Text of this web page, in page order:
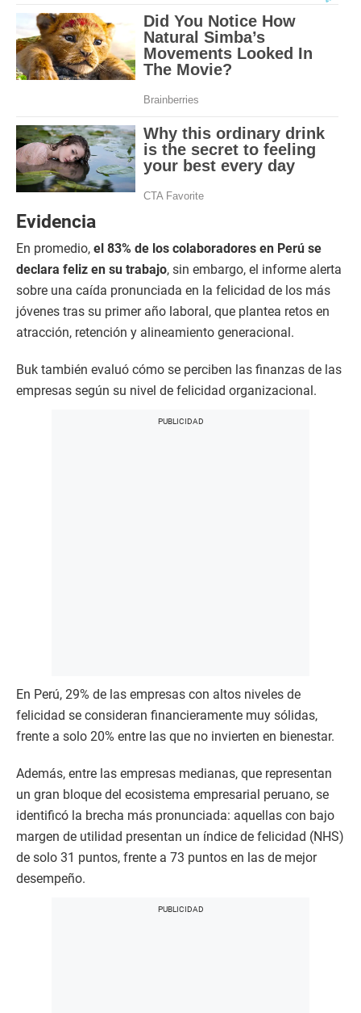
Evidencia
En promedio, el 83% de los colaboradores en Perú se
declara feliz en su trabajo, sin embargo, el informe alerta
sobre una caída pronunciada en la felicidad de los más
jóvenes tras su primer año laboral, que plantea retos en
atracción, retención y alineamiento generacional.
Buk también evaluó cómo se perciben las finanzas de las
empresas según su nivel de felicidad organizacional.
En Perú, 29% de las empresas con altos niveles de
felicidad se consideran financieramente muy sólidas,
frente a solo 20% entre las que no invierten en bienestar.
Además, entre las empresas medianas, que representan
un gran bloque del ecosistema empresarial peruano, se
identificó la brecha más pronunciada: aquellas con bajo
margen de utilidad presentan un índice de felicidad (NHS)
de solo 31 puntos, frente a 73 puntos en las de mejor
desempeño.